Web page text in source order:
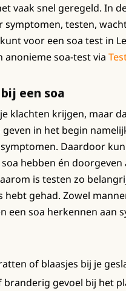
vaak snel geregeld. In
symptomen, testen,
voor een soa test in
anonieme soa-test via
een soa
klachten krijgen, maar
geven in het begin
Daardoor
hebben én doorgeven
is testen zo
hebt gehad. Zowel
een soa herkennen aan
of blaasjes bij je
branderig gevoel bij het